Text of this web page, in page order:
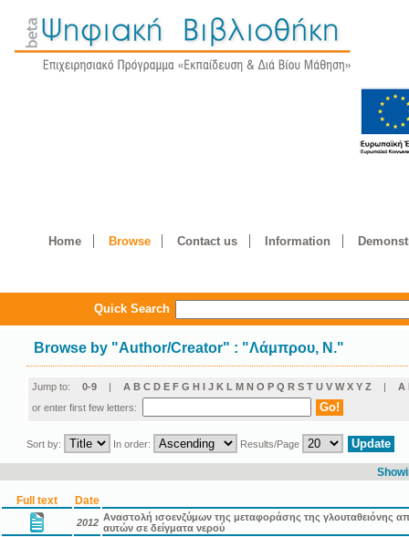
Home Browse Contact us Information
Quick Search
Browse by "Author/Creator" : "Λάμπρου, Ν."
Jump to: 0-9 | A B C D E F G H I J K L M N O P Q R S T U V W X Y Z | Α
or enter first few letters:
Sort by: In order: Results/Page
Full text Date
2012 Αναστολή ισοενζύμων της μεταφοράσης της γλουταθειόνης
αυτών σε δείγματα νερού